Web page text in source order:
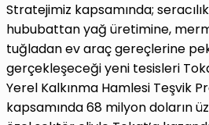
Stratejimiz kapsamında;
hububattan yağ üretimine,
tuğladan ev araç gereçlerine
gerçekleşeceği yeni tesisleri
Yerel Kalkınma Hamlesi Teşvik
kapsamında 68 milyon doların